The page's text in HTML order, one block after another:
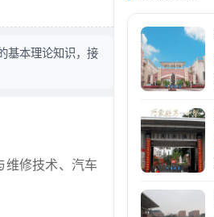
基本理论知识，接
维修技术、汽车